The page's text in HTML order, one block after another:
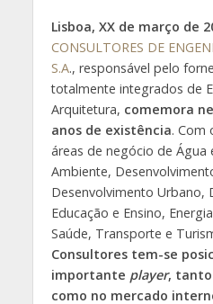
Lisboa, XX de março de
CONSULTORES DE
S.A., responsável pelo
totalmente integrados de
Arquitetura, comemora
anos de existência. Com
áreas de negócio de Água
Ambiente,
Desenvolvimento Urbano,
Educação e Ensino,
Saúde, Transporte e
Consultores tem-se
importante player, tanto
como no mercado